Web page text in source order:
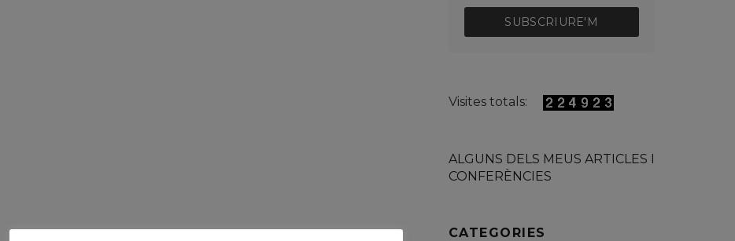
SUBSCRIURE'M
Visites totals:
ALGUNS DELS MEUS ARTICLES I
CONFERÈNCIES
CATEGORIES